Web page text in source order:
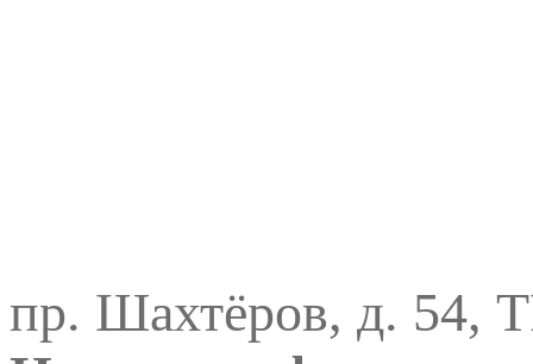
пр. Шахтёров, д. 54,